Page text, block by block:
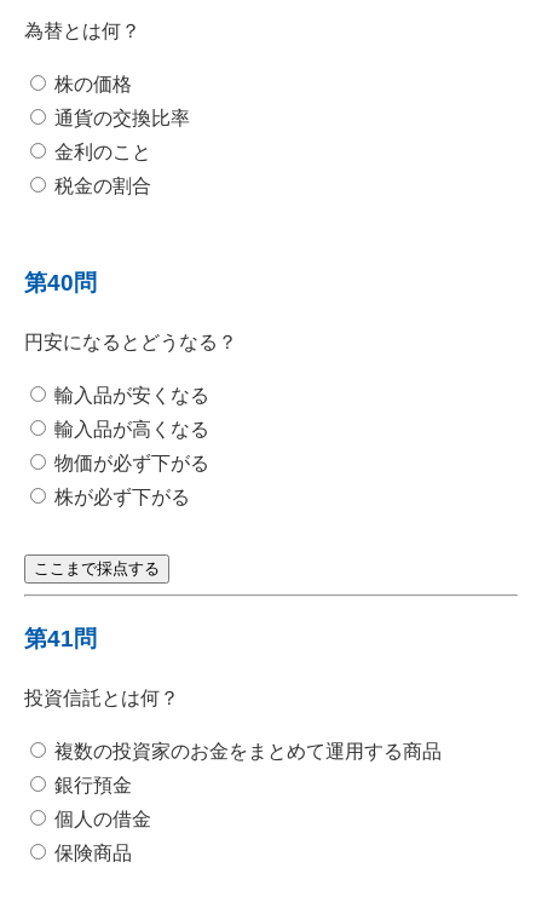
為替とは何？
株の価格
通貨の交換比率
金利のこと
税金の割合
第40問
円安になるとどうなる？
輸入品が安くなる
輸入品が高くなる
物価が必ず下がる
株が必ず下がる
ここまで採点する
第41問
投資信託とは何？
複数の投資家のお金をまとめて運用する商品
銀行預金
個人の借金
保険商品